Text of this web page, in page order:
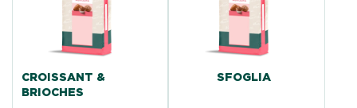
CROISSANT &
BRIOCHES
SFOGLIA